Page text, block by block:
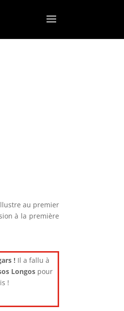
au premier
à la première
!Il a fallu à
Longos pour
!